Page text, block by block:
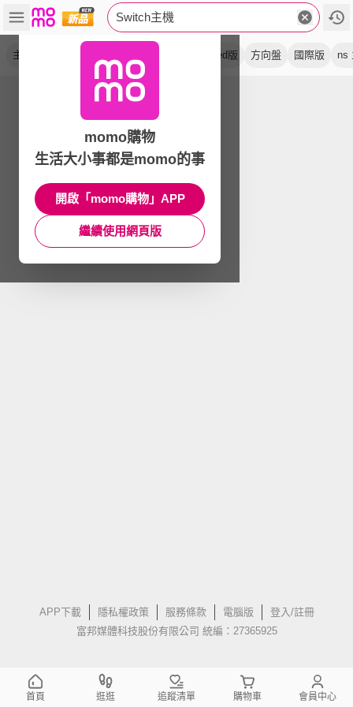
Switch主機
主機組 oled版 方向盤 國際版 ns
APP下載 隱私權政策 服務條款 電腦版
登入/註冊
富邦媒體科技股份有限公司 統編：27365925
momo購物
生活大小事都是momo的事
開啟「momo購物」APP
繼續使用網頁版
首頁 逛逛 追蹤清單 購物車 會員中心